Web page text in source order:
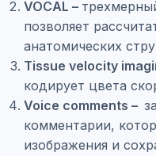
VOCAL –
позволяет
анатомических
Tissue velocity
кодирует цвета
Voice comments –
комментарии,
изображения и